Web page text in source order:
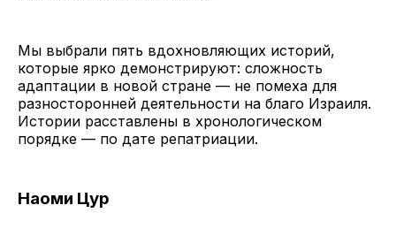
Мы выбрали пять вдохновляющих историй,
которые ярко демонстрируют: сложность
адаптации в новой стране — не помеха для
разносторонней деятельности на благо Израиля.
Истории расставлены в хронологическом
порядке — по дате репатриации.
Наоми Цур